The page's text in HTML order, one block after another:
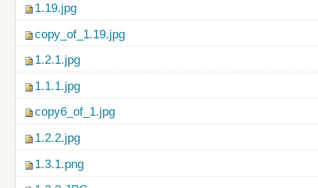
1.19.jpg
copy_of_1.19.jpg
1.2.1.jpg
1.1.1.jpg
copy6_of_1.jpg
1.2.2.jpg
1.3.1.png